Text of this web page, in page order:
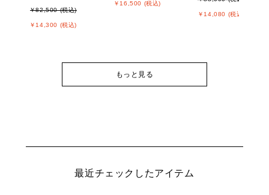
￥82,500 (税込)
￥14,300 (税込)
￥16,500 (税込)
￥14,080 (税込)
もっと見る
最近チェックしたアイテム